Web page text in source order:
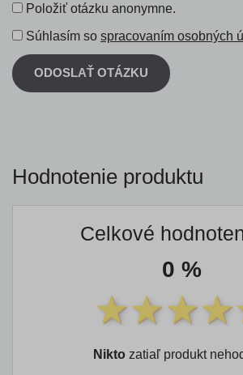
Položiť otázku anonymne.
Súhlasím so spracovaním osobných
ODOSLAŤ OTÁZKU
Hodnotenie produktu
Celkové
0 %
Nikto zatiaľ produkt